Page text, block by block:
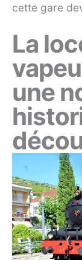
cette gare
La
une